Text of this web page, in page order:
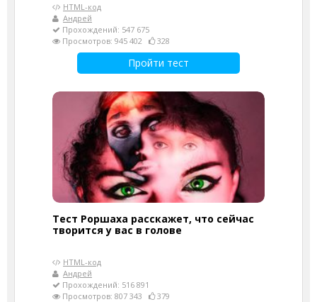
HTML-код
Андрей
Прохождений: 547 675
Просмотров: 945 402
328
Пройти тест
Тест Роршаха расскажет, что сейчас
творится у вас в голове
HTML-код
Андрей
Прохождений: 516 891
Просмотров: 807 343
379